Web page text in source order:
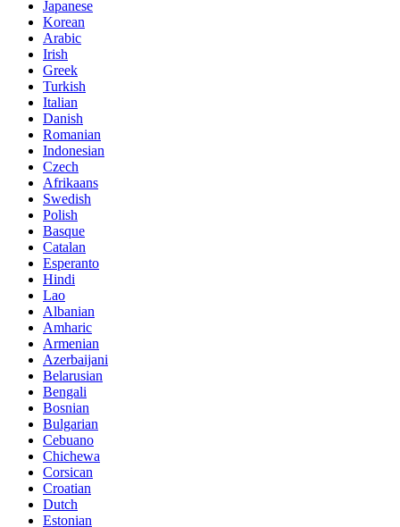
Japanese
Korean
Arabic
Irish
Greek
Turkish
Italian
Danish
Romanian
Indonesian
Czech
Afrikaans
Swedish
Polish
Basque
Catalan
Esperanto
Hindi
Lao
Albanian
Amharic
Armenian
Azerbaijani
Belarusian
Bengali
Bosnian
Bulgarian
Cebuano
Chichewa
Corsican
Croatian
Dutch
Estonian